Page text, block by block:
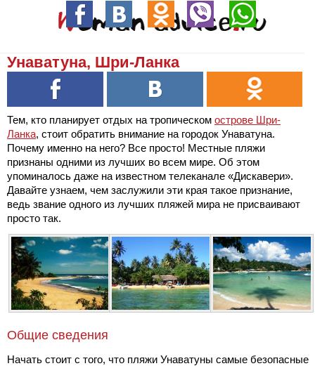
Унаватуна, Шри-Ланка
Тем, кто планирует отдых на тропическом острове Шри-
Ланка, стоит обратить внимание на городок Унаватуна.
Почему именно на него? Все просто! Местные пляжи
признаны одними из лучших во всем мире. Об этом
упоминалось даже на известном телеканале «Дискавери».
Давайте узнаем, чем заслужили эти края такое признание,
ведь звание одного из лучших пляжей мира не присваивают
просто так.
Общие сведения
Начать стоит с того, что пляжи Унаватуны самые безопасные